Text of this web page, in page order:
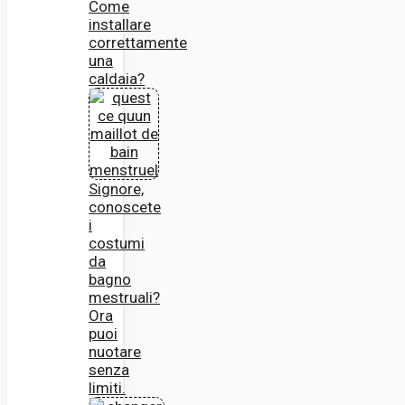
Come
installare
correttamente
una
caldaia?
Signore,
conoscete
i
costumi
da
bagno
mestruali?
Ora
puoi
nuotare
senza
limiti.